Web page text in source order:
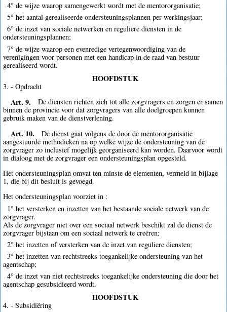
4° de wijze waarop samengewerkt wordt met de mentororganisatie;
5° het aantal gerealiseerde ondersteuningsplannen per werkingsjaar;
6° de inzet van sociale netwerken en reguliere diensten in de
ondersteuningsplannen;
7° de wijze waarop een evenredige vertegenwoordiging van de
verenigingen voor personen met een handicap in de raad van bestuur
gerealiseerd wordt.
HOOFDSTUK
3. - Opdracht
Art. 9.
De diensten richten zich tot alle zorgvragers en zorgen er samen
binnen de provincie voor dat zorgvragers van alle doelgroepen kunnen
gebruik maken van de dienstverlening.
Art. 10.
De dienst gaat volgens de door de mentororganisatie
aangestuurde methodieken na op welke wijze de ondersteuning van de
zorgvrager zo inclusief mogelijk georganiseerd kan worden. Daarvoor wordt
in dialoog met de zorgvrager een ondersteuningsplan opgesteld.
Het ondersteuningsplan omvat ten minste de elementen, vermeld in bijlage
1, die bij dit besluit is gevoegd.
Het ondersteuningsplan voorziet in :
1° het versterken en inzetten van het bestaande sociale netwerk van de
zorgvrager.
Als de zorgvrager niet over een sociaal netwerk beschikt zal de dienst de
zorgvrager bijstaan om een sociaal netwerk te creëren;
2° het inzetten of versterken van de inzet van reguliere diensten;
3° het inzetten van rechtstreeks toegankelijke ondersteuning van het
agentschap;
4° de inzet van niet rechtstreeks toegankelijke ondersteuning die door het
agentschap gesubsidieerd wordt.
HOOFDSTUK
4. - Subsidiëring